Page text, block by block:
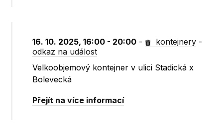
16. 10. 2025, 16:00 - 20:00 - kontejnery -
odkaz na událost
Velkoobjemový kontejner v ulici Stadická x
Bolevecká
Přejít na více informací